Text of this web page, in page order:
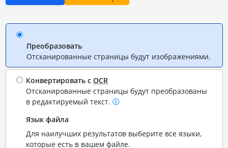
Преобразовать
Отсканированные страницы будут изображениями.
Конвертировать сOCR
Отсканированные страницы будут преобразованы
в редактируемый текст.
Язык файла
Для наилучших результатов выберите все языки,
которые есть в вашем файле.